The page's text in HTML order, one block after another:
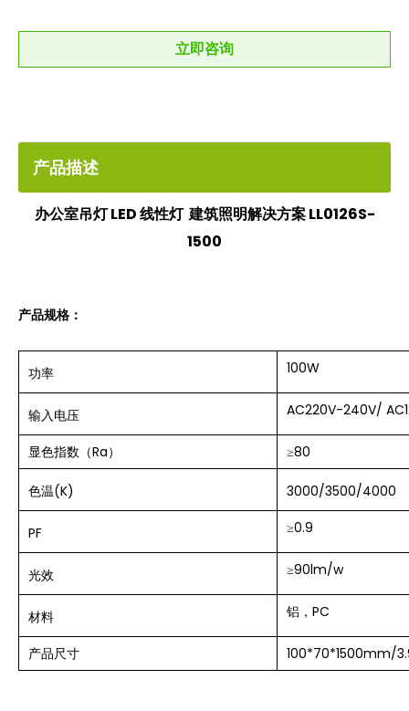
立即咨询
产品描述
办公室吊灯 LED 线性灯 建筑照明解决方案 LL0126S-
1500
产品规格：
功率 100W
输入电压 AC220V-240V/
显色指数（Ra） ≥80
色温(K) 3000/3500/4000
PF ≥0.9
光效 ≥90lm/w
材料 铝，PC
产品尺寸 100*70*1500mm/